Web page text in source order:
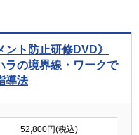
ント防止研修DVD》
ラの境界線・ワークで
導法
52,800円(税込)